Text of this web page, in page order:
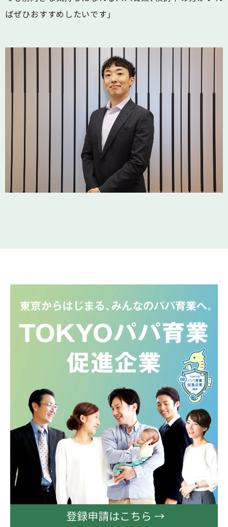
ばぜひおすすめしたいです」